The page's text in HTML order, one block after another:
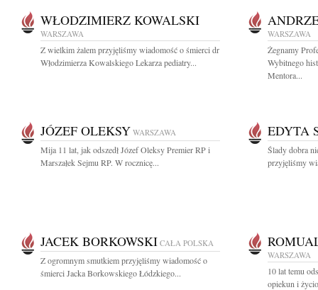
WŁODZIMIERZ KOWALSKI
WARSZAWA
Z wielkim żalem przyjęliśmy wiadomość o śmierci dr
Włodzimierza Kowalskiego Lekarza pediatry...
WARSZAWA
Żegnamy
Wybitnego
Mentora...
JÓZEF OLEKSY WARSZAWA
Mija 11 lat, jak odszedł Józef Oleksy Premier RP i
Marszałek Sejmu RP. W rocznicę...
EDYTA
Ślady dobra
przyjęliśmy
JACEK BORKOWSKI CAŁA POLSKA
Z ogromnym smutkiem przyjęliśmy wiadomość o
śmierci Jacka Borkowskiego Łódzkiego...
WARSZAWA
10 lat temu
opiekun i